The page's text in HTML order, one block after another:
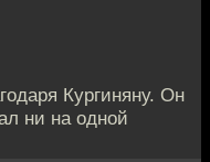
Кургиняну. Он
ни на одной